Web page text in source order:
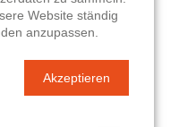
unter der oben
Bibliotheken)
Website ständig
anzupassen.
Akzeptieren